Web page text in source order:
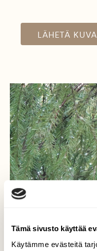
Tämä sivusto käyttää
Käytämme evästeitä
LÄHETÄ